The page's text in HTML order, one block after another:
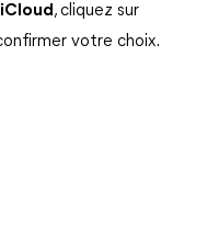
, cliquez sur
votre choix.